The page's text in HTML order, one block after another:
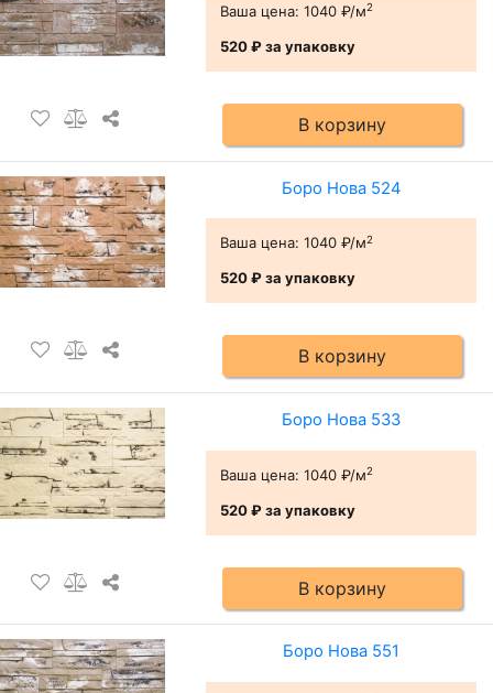
Ваша цена: 1040 ₽/м2
520 ₽за упаковку
В корзину
Боро Нова 524
Ваша цена: 1040 ₽/м2
520 ₽за упаковку
В корзину
Боро Нова 533
Ваша цена: 1040 ₽/м2
520 ₽за упаковку
В корзину
Боро Нова 551